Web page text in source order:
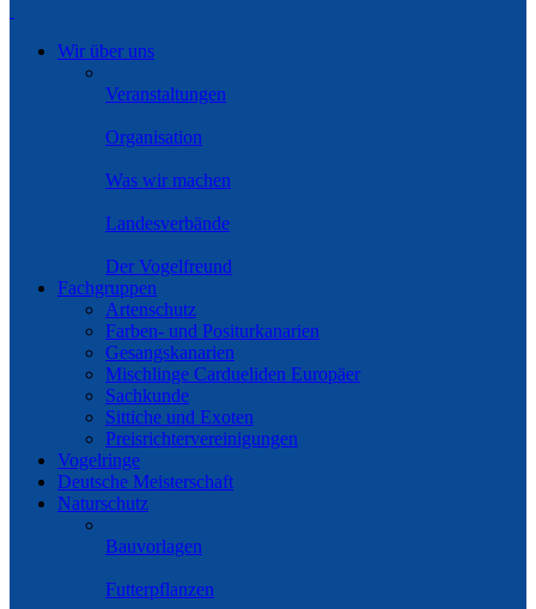
Wir über uns
Veranstaltungen
Organisation
Was wir machen
Landesverbände
Der Vogelfreund
Fachgruppen
Artenschutz
Farben- und Positurkanarien
Gesangskanarien
Mischlinge Cardueliden Europäer
Sachkunde
Sittiche und Exoten
Preisrichtervereinigungen
Vogelringe
Deutsche Meisterschaft
Naturschutz
Bauvorlagen
Futterpflanzen